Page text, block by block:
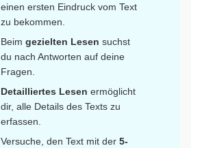
einen ersten Eindruck vom Text
zu bekommen.
Beim gezielten Lesen suchst
du nach Antworten auf deine
Fragen.
Detailliertes Lesen ermöglicht
dir, alle Details des Texts zu
erfassen.
Versuche, den Text mit der 5-